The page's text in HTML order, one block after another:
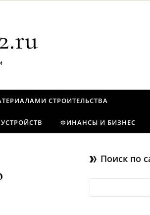
СТРОИТЕЛЬСТВА
ФИНАНСЫ И БИЗНЕС
Поиск по